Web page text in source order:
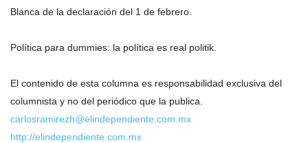
Blanca de la declaración del 1 de febrero.
Política para dummies: la política es real politik.
El contenido de esta columna es responsabilidad exclusiva del
columnista y no del periódico que la publica.
carlosramirezh@elindependiente.com.mx
http://elindependiente.com.mx